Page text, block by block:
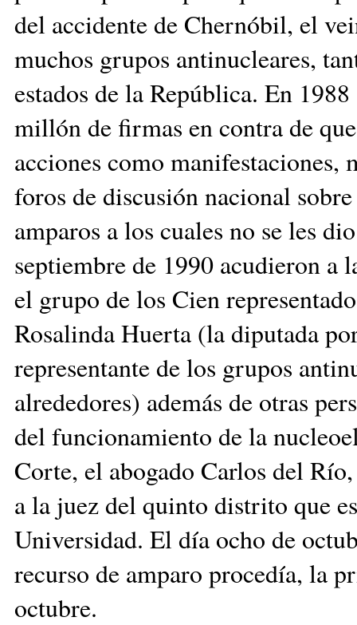
del accidente de Chernóbil, el
muchos grupos antinucleares,
estados de la República. En
millón de firmas en contra de
acciones como manifestaciones,
foros de discusión nacional
amparos a los cuales no se les
septiembre de 1990 acudieron a
el grupo de los Cien
Rosalinda Huerta (la diputada
representante de los grupos
alrededores) además de otras
del funcionamiento de la
Corte, el abogado Carlos del
a la juez del quinto distrito que
Universidad. El día ocho de
recurso de amparo procedía, la
octubre.